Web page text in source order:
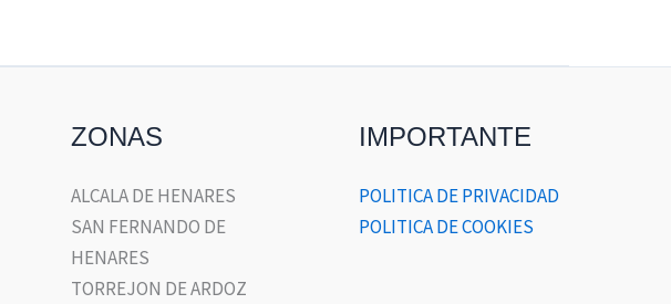
ZONAS
ALCALA DE HENARES
SAN FERNANDO DE
HENARES
TORREJON DE ARDOZ
IMPORTANTE
POLITICA DE PRIVACIDAD
POLITICA DE COOKIES